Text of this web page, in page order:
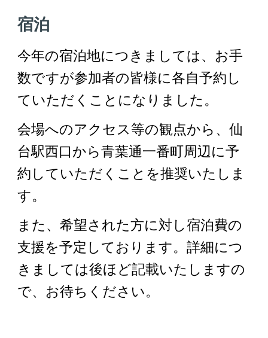
宿泊
今年の宿泊地につきましては、お手
数ですが参加者の皆様に各自予約し
ていただくことになりました。
会場へのアクセス等の観点から、仙
台駅西口から青葉通一番町周辺に予
約していただくことを推奨いたしま
す。
また、希望された方に対し宿泊費の
支援を予定しております。詳細につ
きましては後ほど記載いたしますの
で、お待ちください。